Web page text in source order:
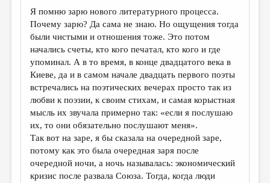
ПРАВИЛА САЙТА
ОТДЕЛЫ И РУБРИКИ
ИЗБРАННОЕ
ДАЙДЖЕСТ
ПРОИЗВЕДЕНИЯ
ПЕРЕВОДЫ
КОНКУРСЫ
ДЕТСКАЯ КОМНАТА
Я помню зарю нового литературного процесса.
Почему зарю? Да сама не знаю. Но ощущения тогда
были чистыми и отношения тоже. Это потом
начались счеты, кто кого печатал, кто кого и где
упоминал. А в то время, в конце двадцатого века в
Киеве, да и в самом начале двадцать первого поэты
встречались на поэтических вечерах просто так из
любви к поэзии, к своим стихам, и самая корыстная
мысль их звучала примерно так: «если я послушаю
их, то они обязательно послушают меня».
Так вот на заре, я бы сказала на очередной заре,
потому как это была очередная заря после
очередной ночи, а ночь называлась: экономический
кризис после развала Союза. Тогда, когда люди